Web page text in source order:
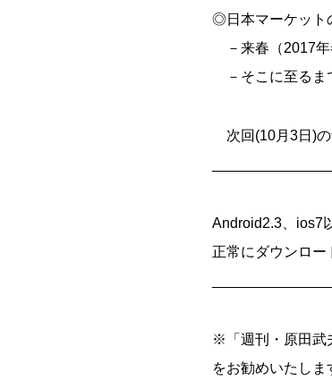
◎日本マーケット
－来春（2017年
－そこに至るま
次回(10月3日)の
Android2.3、ios7
正常にダウンロー
※「週刊・原田武
をお勧めいたしま